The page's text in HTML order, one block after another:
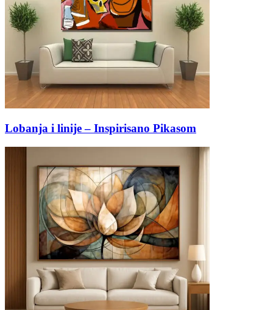
Lobanja i linije – Inspirisano Pikasom